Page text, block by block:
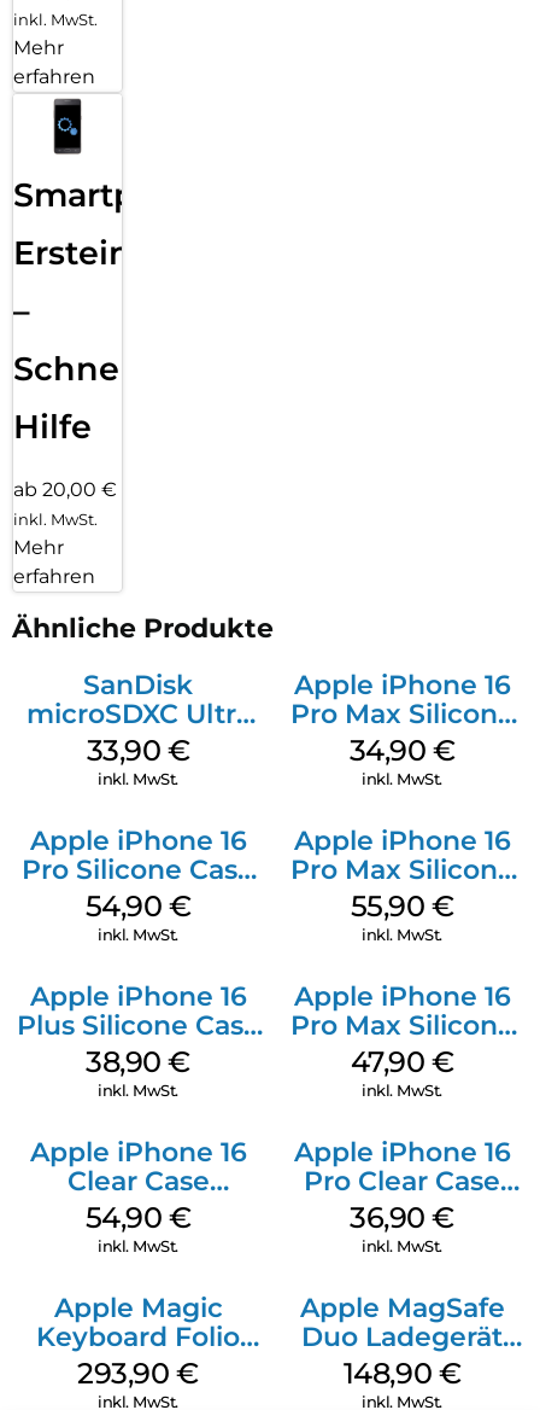
inkl. MwSt.
Mehr
erfahren
Smartphone
Ersteinrichtung
–
Schnelle
Hilfe
ab 20,00 €
inkl. MwSt.
Mehr
erfahren
Ähnliche Produkte
SanDisk
microSDXC Ultra
128 GB + Adapter
Mobile
33,90 €
inkl. MwSt.
Apple iPhone 16
Pro Max Silicone
Case MagSafe
Denim
34,90 €
inkl. MwSt.
Apple iPhone 16
Pro Silicone Case
MagSafe Black
54,90 €
inkl. MwSt.
Apple iPhone 16
Pro Max Silicone
Case MagSafe
Stone Gray
55,90 €
inkl. MwSt.
Apple iPhone 16
Plus Silicone Case
MagSafe Denim
38,90€
inkl. MwSt.
Apple iPhone 16
Pro Max Silicone
Case MagSafe
Black
47,90 €
inkl. MwSt.
Apple iPhone 16
Clear Case
MagSafe
Transparent
54,90 €
inkl. MwSt.
Apple iPhone 16
Pro Clear Case
MagSafe
Transparent
36,90€
inkl. MwSt.
Apple Magic
Keyboard Folio
iPad 10.9″ (10.Gen.)
Weiß
293,90€
inkl. MwSt.
Apple MagSafe
Duo Ladegerät
Weiß
148,90 €
inkl. MwSt.